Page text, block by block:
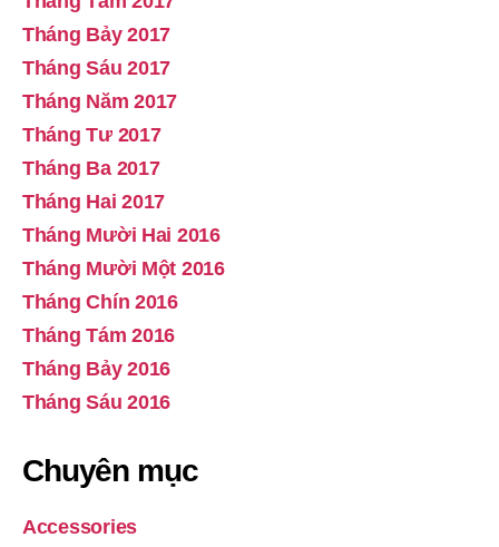
Tháng Bảy 2017
Tháng Sáu 2017
Tháng Năm 2017
Tháng Tư 2017
Tháng Ba 2017
Tháng Hai 2017
Tháng Mười Hai 2016
Tháng Mười Một 2016
Tháng Chín 2016
Tháng Tám 2016
Tháng Bảy 2016
Tháng Sáu 2016
Chuyên mục
Accessories